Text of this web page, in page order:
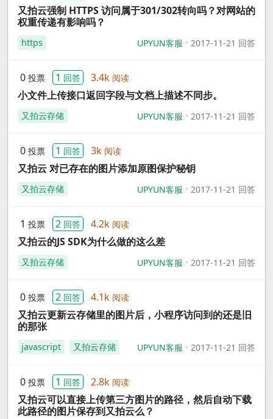
又拍云强制 HTTPS 访问属于301/302转向吗？对网站的
权重传递有影响吗？
https UPYUN客服 2017-11-21 回答
0 投票 1 回答 3.4k 阅读
小文件上传接口返回字段与文档上描述不同步。
又拍云存储 UPYUN客服 2017-11-21 回答
0 投票 1 回答 3k 阅读
又拍云 对已存在的图片添加原图保护秘钥
又拍云存储 UPYUN客服 2017-11-21 回答
1 投票 2 回答 4.2k 阅读
又拍云的JS SDK为什么做的这么差
又拍云存储 UPYUN客服 2017-11-21 回答
0 投票 2 回答 4.1k 阅读
又拍云更新云存储里的图片后，小程序访问到的还是旧
的那张
javascript 又拍云存储 UPYUN客服 2017-11-21 回答
0 投票 1 回答 2.8k 阅读
又拍云可以直接上传第三方图片的路径，然后自动下载
此路径的图片保存到又拍云么？